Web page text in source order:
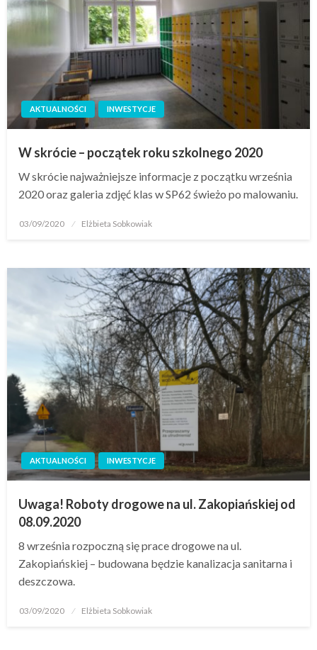
AKTUALNOŚCI INWESTYCJE
W skrócie – początek roku szkolnego 2020
W skrócie najważniejsze informacje z początku września
2020 oraz galeria zdjęć klas w SP62 świeżo po malowaniu.
03/09/2020 Elżbieta Sobkowiak
AKTUALNOŚCI INWESTYCJE
Uwaga! Roboty drogowe na ul. Zakopiańskiej od
08.09.2020
8 września rozpoczną się prace drogowe na ul.
Zakopiańskiej – budowana będzie kanalizacja sanitarna i
deszczowa.
03/09/2020 Elżbieta Sobkowiak